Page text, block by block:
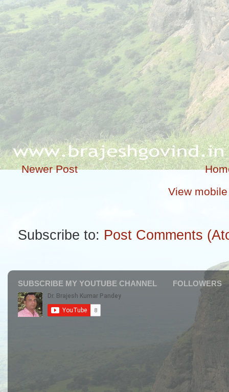
Newer Post
View
Subscribe to: Post Comments
SUBSCRIBE MY YOUTUBE CHANNEL FOLLOWERS